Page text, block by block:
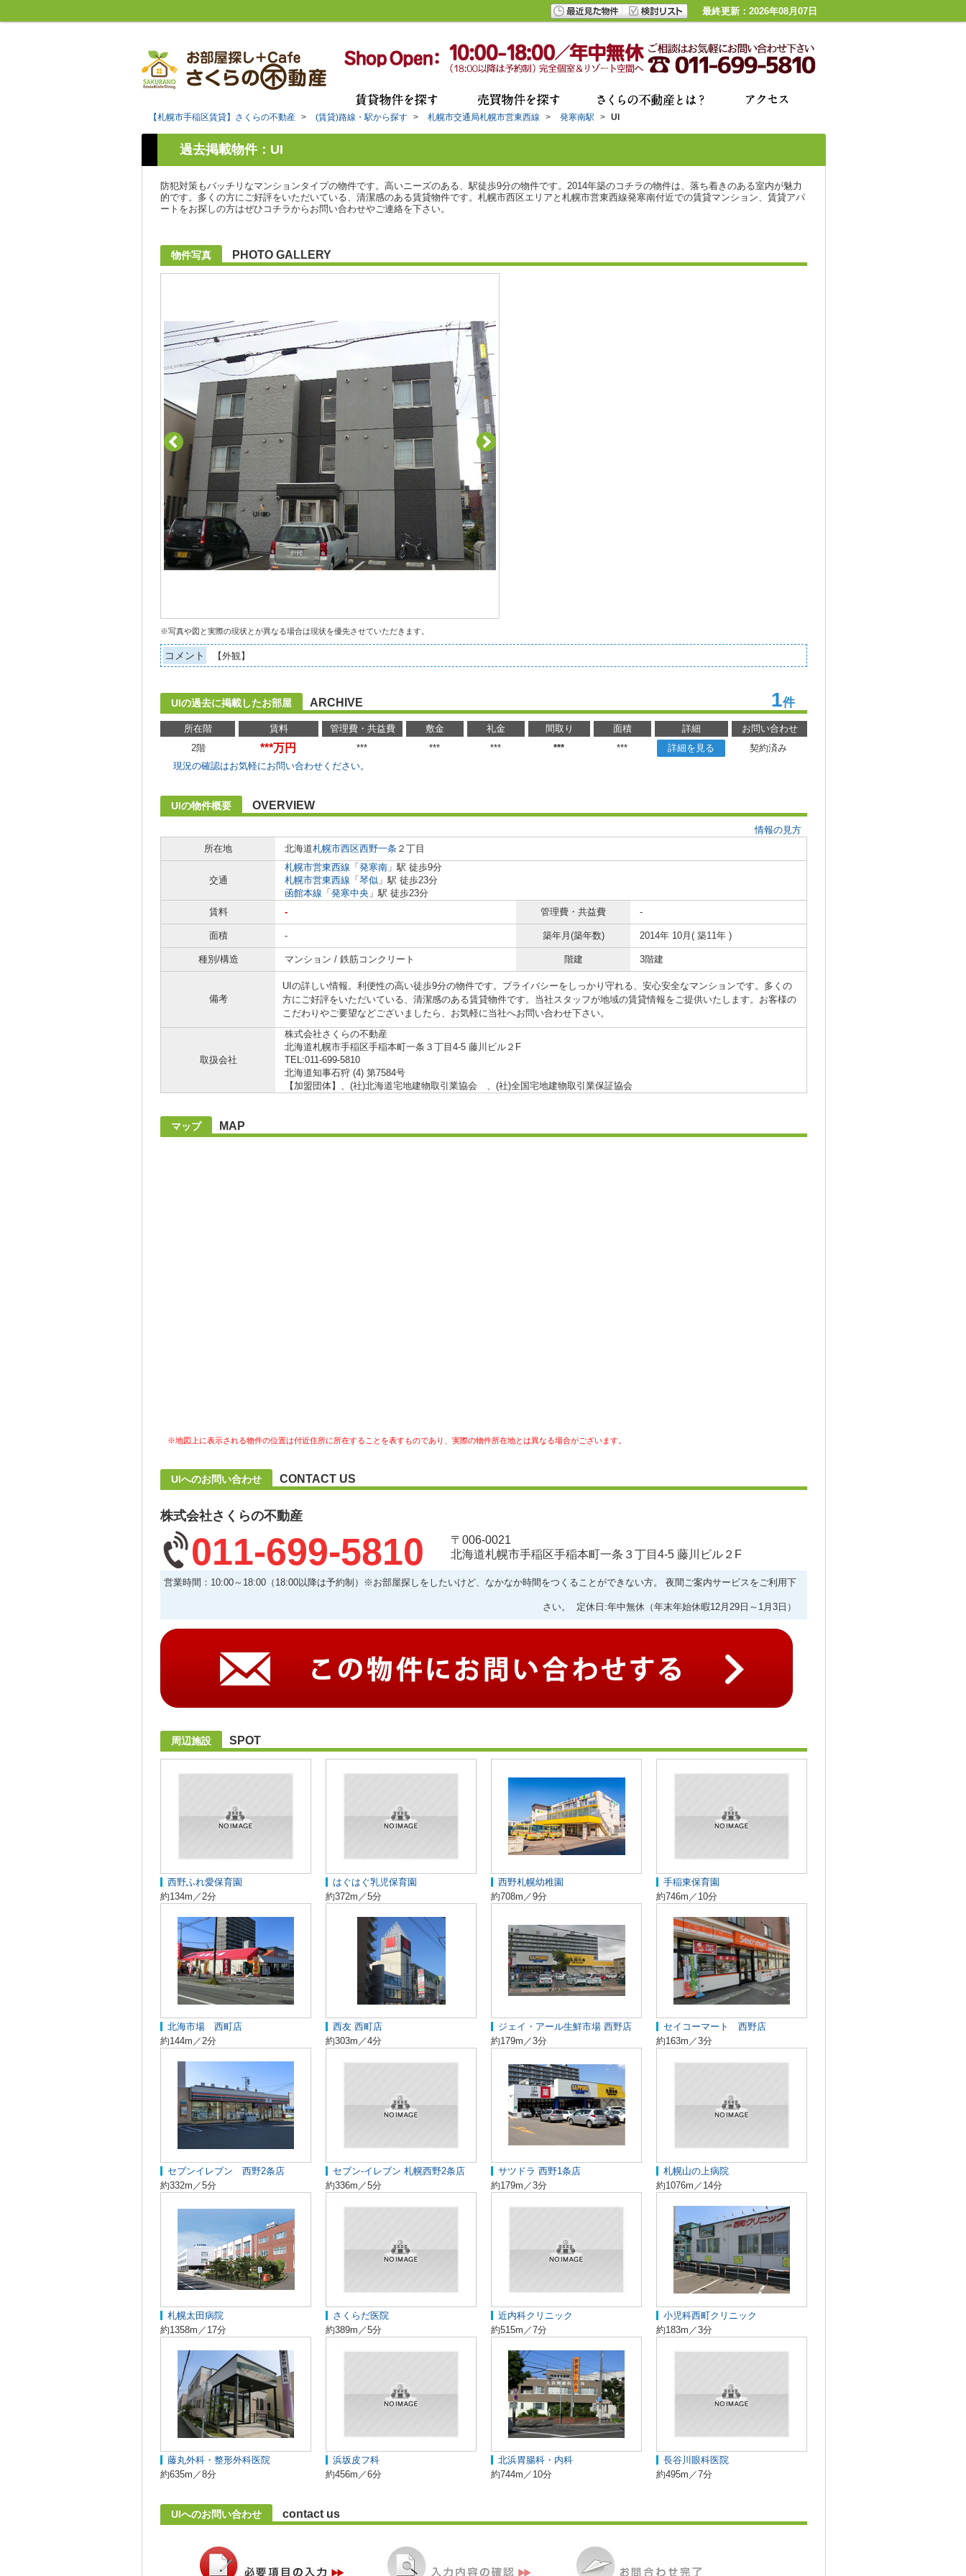
最終更新：2026年08月07日
【札幌市手稲区賃貸】さくらの不動産 > (賃貸)路線・駅から探す > 札幌市交通局札幌市営東西線 > 発寒南駅 > UI
過去掲載物件：UI
防犯対策もバッチリなマンションタイプの物件です。高いニーズのある、駅徒歩9分の物件です。2014年築のコチラの物件は、落ち着きのある室内が魅力
的です。多くの方にご好評をいただいている、清潔感のある賃貸物件です。札幌市西区エリアと札幌市営東西線発寒南付近での賃貸マンション、賃貸アパ
ートをお探しの方はぜひコチラからお問い合わせやご連絡を下さい。
物件写真 PHOTO GALLERY
※写真や図と実際の現状とが異なる場合は現状を優先させていただきます。
コメント 【外観】
UIの過去に掲載したお部屋 ARCHIVE 1件
所在階 賃料 管理費・共益費 敷金 礼金 間取り 面積 詳細
お問い合わせ
2階
***万円 *** *** *** *** *** 詳細を見る
契約済み
現況の確認はお気軽にお問い合わせください。
UIの物件概要 OVERVIEW
情報の見方
所在地
北海道札幌市西区西野一条 ２丁目
交通
札幌市営東西線 「 発寒南 」駅 徒歩9分
札幌市営東西線 「 琴似 」駅 徒歩23分
函館本線 「 発寒中央 」駅 徒歩23分
賃料
- 管理費・共益費 -
面積 - 築年月(築年数) 2014年 10月( 築11年 )
種別/構造 マンション / 鉄筋コンクリート 階建 3階建
備考
UIの詳しい情報。利便性の高い徒歩9分の物件です。プライバシーをしっかり守れる、安心安全なマンションです。多くの
方にご好評をいただいている、清潔感のある賃貸物件です。当社スタッフが地域の賃貸情報をご提供いたします。お客様の
こだわりやご要望などございましたら、お気軽に当社へお問い合わせ下さい。
取扱会社
株式会社さくらの不動産
北海道札幌市手稲区手稲本町一条３丁目4-5 藤川ビル２F
TEL:011-699-5810
北海道知事石狩 (4) 第7584号
【加盟団体】、(社)北海道宅地建物取引業協会 、(社)全国宅地建物取引業保証協会
マップ MAP
※地図上に表示される物件の位置は付近住所に所在することを表すものであり、実際の物件所在地とは異なる場合がございます。
UIへのお問い合わせ CONTACT US
株式会社さくらの不動産
011-699-5810
〒006-0021
北海道札幌市手稲区手稲本町一条３丁目4-5 藤川ビル２F
営業時間：10:00～18:00（18:00以降は予約制）※お部屋探しをしたいけど、なかなか時間をつくることができない方。 夜間ご案内サービスをご利用下
さい。 定休日:年中無休（年末年始休暇12月29日～1月3日）
周辺施設 SPOT
西野ふれ愛保育園
約134m／2分
はぐはぐ乳児保育園
約372m／5分
西野札幌幼稚園
約708m／9分
手稲東保育園
約746m／10分
北海市場 西町店
約144m／2分
西友 西町店
約303m／4分
ジェイ・アール生鮮市場 西野店
約179m／3分
セイコーマート 西野店
約163m／3分
セブンイレブン 西野2条店
約332m／5分
セブン-イレブン 札幌西野2条店
約336m／5分
サツドラ 西野1条店
約179m／3分
札幌山の上病院
約1076m／14分
札幌太田病院
約1358m／17分
さくらだ医院
約389m／5分
近内科クリニック
約515m／7分
小児科西町クリニック
約183m／3分
藤丸外科・整形外科医院
約635m／8分
浜坂皮フ科
約456m／6分
北浜胃腸科・内科
約744m／10分
長谷川眼科医院
約495m／7分
UIへのお問い合わせ contact us